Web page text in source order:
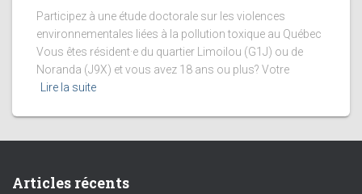
Participez à une étude doctorale sur les violences
environnementales liées à la pollution toxique au Québec
Vous êtes résident·e du quartier Limoilou (G1J) ou de
Noranda (J9X) et vous avez 18 ans ou plus? Votre
Lire la suite
Articles récents